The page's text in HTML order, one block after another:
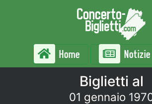
Home Notizie
Biglietti al
01 gennaio